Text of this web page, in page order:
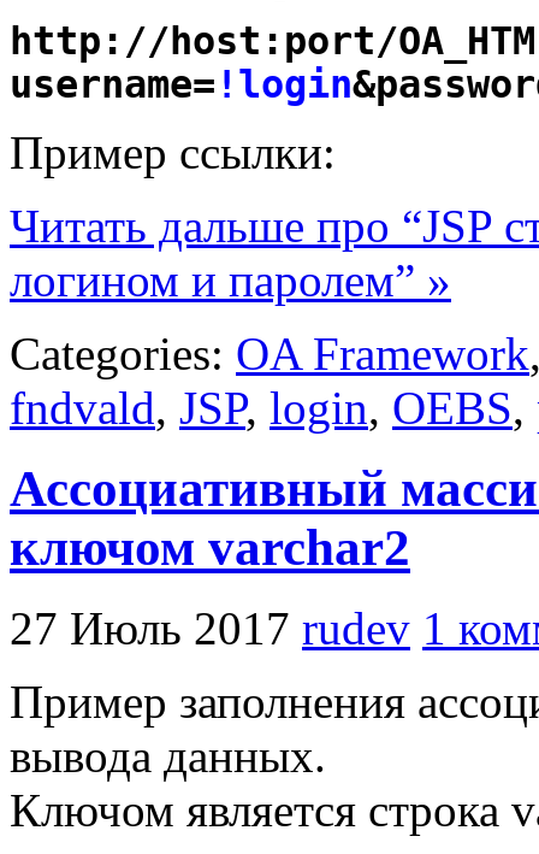
http://host:port/
username= !login
Пример ссылки:
Читать дальше про “JSP
логином и паролем” »
Categories: OA Framework
fndvald, JSP, login, OEBS,
Ассоциативный
ключом varchar2
27 Июль 2017 rudev 1
Пример заполнения
вывода данных.
Ключом является строка